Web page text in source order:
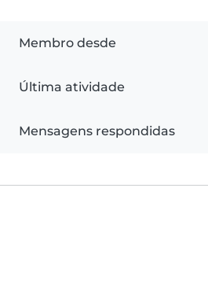
Membro desde
Última atividade
Mensagens respondidas